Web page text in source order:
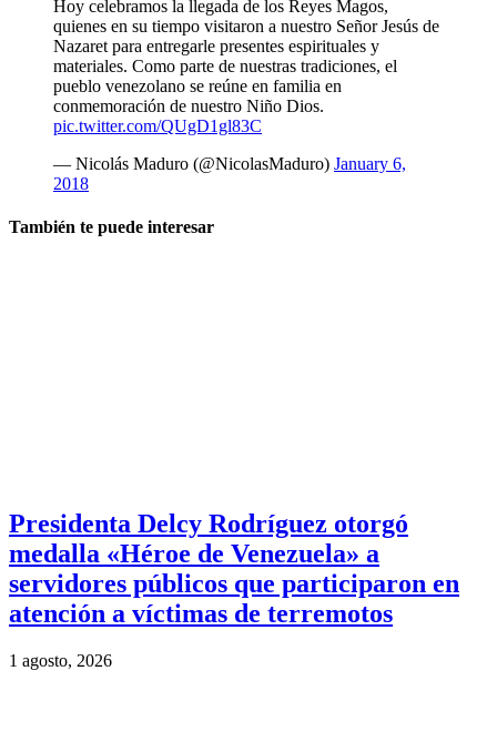
Hoy celebramos la llegada de los Reyes Magos,
quienes en su tiempo visitaron a nuestro Señor Jesús de
Nazaret para entregarle presentes espirituales y
materiales. Como parte de nuestras tradiciones, el
pueblo venezolano se reúne en familia en
conmemoración de nuestro Niño Dios.
pic.twitter.com/QUgD1gl83C
— Nicolás Maduro (@NicolasMaduro) January 6,
2018
También te puede interesar
Presidenta Delcy Rodríguez otorgó
medalla «Héroe de Venezuela» a
servidores públicos que participaron en
atención a víctimas de terremotos
1 agosto, 2026